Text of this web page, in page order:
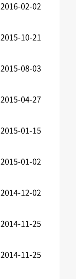
2016-02-02
2015-10-21
2015-08-03
2015-04-27
2015-01-15
2015-01-02
2014-12-02
2014-11-25
2014-11-25